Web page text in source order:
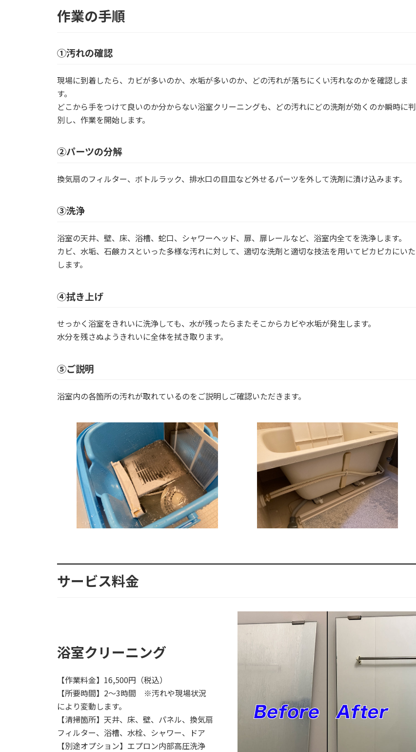
作業の手順
①汚れの確認
現場に到着したら、カビが多いのか、水垢が多いのか、どの汚れが落ちにくい汚れなのかを確認しま
す。
どこから手をつけて良いのか分からない浴室クリーニングも、どの汚れにどの洗剤が効くのか瞬時に判
別し、作業を開始します。
②パーツの分解
換気扇のフィルター、ボトルラック、排水口の目皿など外せるパーツを外して洗剤に漬け込みます。
③洗浄
浴室の天井、壁、床、浴槽、蛇口、シャワーヘッド、扉、扉レールなど、浴室内全てを洗浄します。
カビ、水垢、石鹸カスといった多様な汚れに対して、適切な洗剤と適切な技法を用いてピカピカにいた
します。
④拭き上げ
せっかく浴室をきれいに洗浄しても、水が残ったらまたそこからカビや水垢が発生します。
水分を残さぬようきれいに全体を拭き取ります。
⑤ご説明
浴室内の各箇所の汚れが取れているのをご説明しご確認いただきます。
サービス料金
浴室クリーニング
【作業料金】16,500円（税込）
【所要時間】2〜3時間 ※汚れや現場状況
により変動します。
【清掃箇所】天井、床、壁、パネル、換気扇
フィルター、浴槽、水栓、シャワー、ドア
【別途オプション】エプロン内部高圧洗浄